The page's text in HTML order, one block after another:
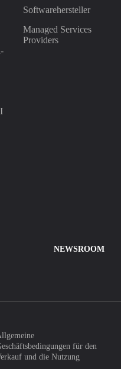
Softwarehersteller
Managed Services
Providers
NEWSROOM
für den
und die Nutzung